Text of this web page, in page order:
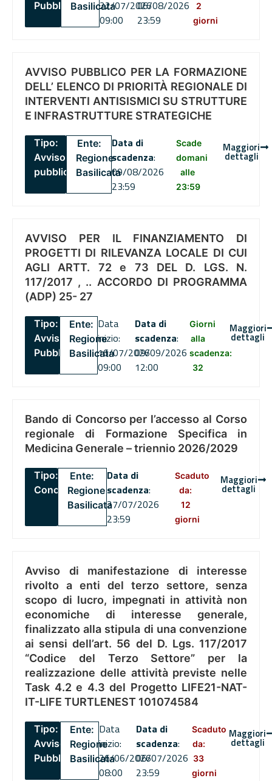
PubblicoBasilicata22/07/2026
09:00
06/08/2026
23:59
2
giorni
AVVISO PUBBLICO PER LA FORMAZIONE
DELL’ ELENCO DI PRIORITÀ REGIONALE DI
INTERVENTI ANTISISMICI SU STRUTTURE
E INFRASTRUTTURE STRATEGICHE
Tipo:
Avviso
pubblico
Ente:
Regione
Basilicata
Data di
scadenza:
09/08/2026
23:59
Scade
domani
alle
23:59
Maggiori
dettagli
AVVISO PER IL FINANZIAMENTO DI
PROGETTI DI RILEVANZA LOCALE DI CUI
AGLI ARTT. 72 e 73 DEL D. LGS. N.
117/2017 , .. ACCORDO DI PROGRAMMA
(ADP) 25- 27
Tipo:
Avviso
Pubblico
Ente:
Regione
Basilicata
Data
inizio:
16/07/2026
09:00
Data di
scadenza:
09/09/2026
12:00
Giorni
alla
scadenza:
32
Maggiori
dettagli
Bando di Concorso per l’accesso al Corso
regionale di Formazione Specifica in
Medicina Generale – triennio 2026/2029
Tipo:
Concorsi
Ente:
Regione
Basilicata
Data di
scadenza:
27/07/2026
23:59
Scaduto
da:
12
giorni
Maggiori
dettagli
Avviso di manifestazione di interesse
rivolto a enti del terzo settore, senza
scopo di lucro, impegnati in attività non
economiche di interesse generale,
finalizzato alla stipula di una convenzione
ai sensi dell’art. 56 del D. Lgs. 117/2017
“Codice del Terzo Settore” per la
realizzazione delle attività previste nelle
Task 4.2 e 4.3 del Progetto LIFE21-NAT-
IT-LIFE TURTLENEST 101074584
Tipo:
Avviso
Pubblico
Ente:
Regione
Basilicata
Data
inizio:
26/06/2026
08:00
Data di
scadenza:
06/07/2026
23:59
Scaduto
da:
33
giorni
Maggiori
dettagli